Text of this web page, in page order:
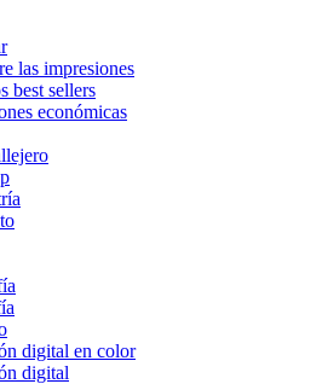
las impresiones
best sellers
económicas
digital en color
digital